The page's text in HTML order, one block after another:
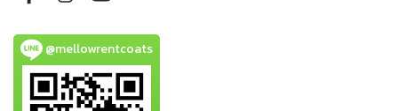
@mellowrentcoats